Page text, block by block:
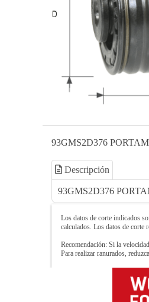
93GMS2D376
Descripción
93GMS2D376
Los datos de corte indicados
calculados. Los datos de corte
Recomendación: Si la
Para realizar ranurados,